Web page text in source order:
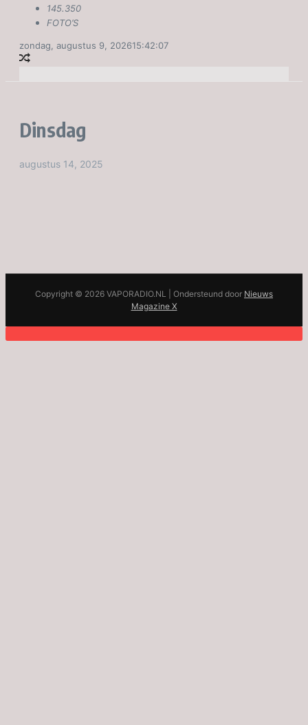
145.350
FOTO’S
zondag, augustus 9, 202615:42:07
Dinsdag
augustus 14, 2025
Copyright © 2026 VAPORADIO.NL | Ondersteund door Nieuws
Magazine X